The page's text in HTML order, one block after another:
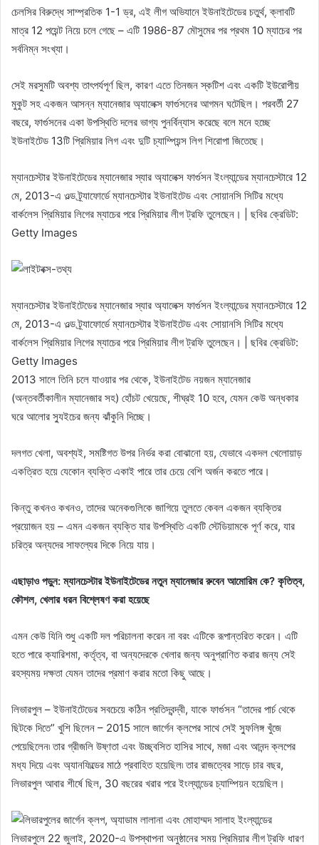
চেলসির বিরুদ্ধে সাম্প্রতিক 1-1 ড্র, এই লীগ অভিযানে ইউনাইটেডের চতুর্থ, ক্লাবটি
মাত্র 12 পয়েন্ট নিয়ে চলে গেছে – এটি 1986-87 মৌসুমের পর প্রথম 10 ম্যাচের পর
সর্বনিম্ন সংখ্যা।
সেই মরসুমটি অবশ্য তাৎপর্যপূর্ণ ছিল, কারণ এতে তিনজন স্কটিশ এবং একটি ইউরোপীয়
মুকুট সহ একজন আসন্ন ম্যানেজার অ্যালেক্স ফার্গুসনের আগমন ঘটেছিল। পরবর্তী 27
বছরে, ফার্গুসনের একা উপস্থিতি দলের ভাগ্য পুনর্বিন্যাস করেছে বলে মনে হচ্ছে
ইউনাইটেড 13টি প্রিমিয়ার লিগ এবং দুটি চ্যাম্পিয়ন্স লিগ শিরোপা জিতেছে।
ম্যানচেস্টার ইউনাইটেডের ম্যানেজার স্যার অ্যালেক্স ফার্গুসন ইংল্যান্ডের ম্যানচেস্টারে 12
মে, 2013-এ ওল্ড ট্র্যাফোর্ডে ম্যানচেস্টার ইউনাইটেড এবং সোয়ানসি সিটির মধ্যে
বার্কলেস প্রিমিয়ার লিগের ম্যাচের পরে প্রিমিয়ার লীগ ট্রফি তুলেছেন। | ছবির ক্রেডিট:
Getty Images
ম্যানচেস্টার ইউনাইটেডের ম্যানেজার স্যার অ্যালেক্স ফার্গুসন ইংল্যান্ডের ম্যানচেস্টারে 12
মে, 2013-এ ওল্ড ট্র্যাফোর্ডে ম্যানচেস্টার ইউনাইটেড এবং সোয়ানসি সিটির মধ্যে
বার্কলেস প্রিমিয়ার লিগের ম্যাচের পরে প্রিমিয়ার লীগ ট্রফি তুলেছেন। | ছবির ক্রেডিট:
Getty Images
2013 সালে তিনি চলে যাওয়ার পর থেকে, ইউনাইটেড নয়জন ম্যানেজার
(অন্তবর্তীকালীন ম্যানেজার সহ) হোঁচট খেয়েছে, শীঘ্রই 10 হবে, যেমন কেউ অন্ধকার
ঘরে আলোর স্যুইচের জন্য ঝাঁকুনি দিচ্ছে।
দলগত খেলা, অবশ্যই, সমষ্টিগত উপর নির্ভর করা বোঝানো হয়, যেভাবে একদল খেলোয়াড়
একত্রিত হয়ে যেকোন ব্যক্তি একাই পারে তার চেয়ে বেশি অর্জন করতে পারে।
কিন্তু কখনও কখনও, তাদের অনেকগুলিকে জাগিয়ে তুলতে কেবল একজন ব্যক্তির
প্রয়োজন হয় – এমন একজন ব্যক্তি যার উপস্থিতি একটি স্টেডিয়ামকে পূর্ণ করে, যার
চরিত্র অন্যদের সাফল্যের দিকে নিয়ে যায়।
এছাড়াও পড়ুন: ম্যানচেস্টার ইউনাইটেডের নতুন ম্যানেজার রুবেন আমোরিম কে? কৃতিত্ব,
কৌশল, খেলার ধরন বিশ্লেষণ করা হয়েছে
এমন কেউ যিনি শুধু একটি দল পরিচালনা করেন না বরং এটিকে রূপান্তরিত করেন। এটি
হতে পারে ক্যারিশমা, কর্তৃত্ব, বা অন্যদেরকে খেলার জন্য অনুপ্রাণিত করার জন্য সেই
রহস্যময় দক্ষতা যেমন তাদের প্রমাণ করার মতো কিছু আছে।
লিভারপুল – ইউনাইটেডের সবচেয়ে কঠিন প্রতিদ্বন্দ্বী, যাকে ফার্গুসন “তাদের পার্চ থেকে
ছিটকে দিতে” খুশি ছিলেন – 2015 সালে জার্গেন ক্লপের সাথে সেই স্ফুলিঙ্গ খুঁজে
পেয়েছিলেন৷ তার গ্রীজলি উষ্ণতা এবং উচ্ছ্বসিত হাসির সাথে, মজা এবং আনন্দ ক্লপের
মধ্য দিয়ে এবং অ্যানফিল্ডের মাঠে প্রবাহিত হয়েছিল৷ তার রাজত্বের সাড়ে চার বছর,
লিভারপুল আবার শীর্ষে ছিল, 30 বছরের খরার পরে ইংল্যান্ডের চ্যাম্পিয়ন হয়েছিল।